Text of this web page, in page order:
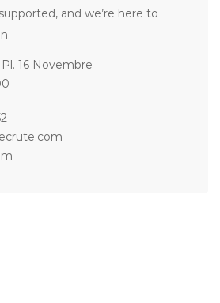
and we’re here to
16 Novembre